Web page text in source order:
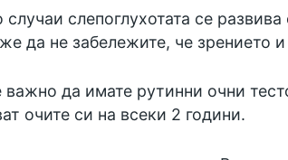
случаи слепоглухотата се
да не забележите, че зрението
да имате рутинни очни
очите си на всеки 2 години.